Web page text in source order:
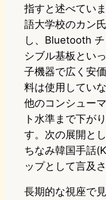
指すと述べてい
語大学校のカン
し、Bluetooth
シブル基板とい
子機器で広く安
料は使用してい
他のコンシュー
ト水準まで下が
す。次の展開と
ちなみ韓国手話
ップとして言及
長期的な視座で